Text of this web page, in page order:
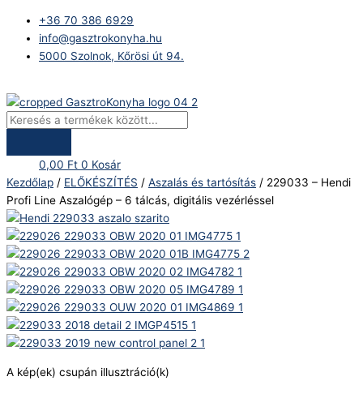
content
+36 70 386 6929
info@gasztrokonyha.hu
5000 Szolnok, Kőrösi út 94.
search
0,00 Ft 0 Kosár
Kezdőlap / ELŐKÉSZÍTÉS / Aszalás és tartósítás / 229033 – Hendi
Profi Line Aszalógép – 6 tálcás, digitális vezérléssel
A kép(ek) csupán illusztráció(k)
Hendi
Profi
Aszalógép
–
6
digitális
vezérléssel
mennyiség